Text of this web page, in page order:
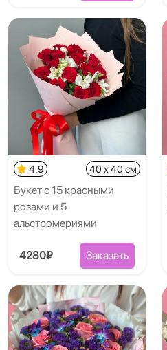
4.9 40 x 40 см
Букет с 15 красными
розами и 5
альстромериями
4280₽ Заказать